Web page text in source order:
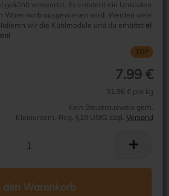
gekühlt versendet. Es entsteht ein Unkosten
Warenkorb ausgewiesen wird. Werden viele
wir die Kühlmodule und du erhältst ei
TOP
7.99 €
31.96 € pro kg
Kein Steuerausweis gem.
Kleinuntern.-Reg. §19 UStG zzgl. Versand
den Warenkorb